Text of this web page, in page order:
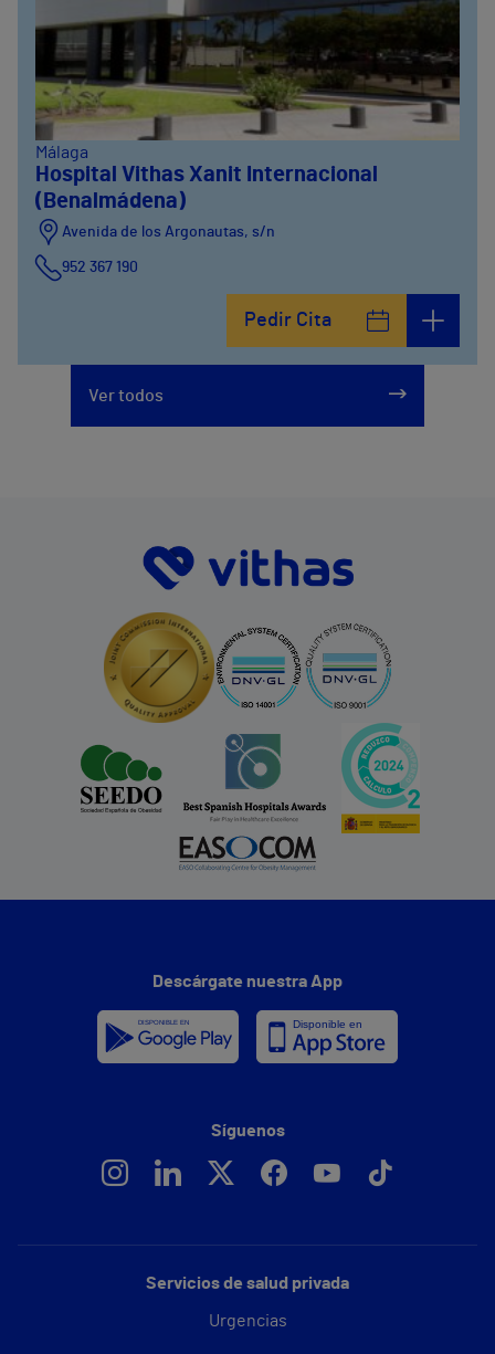
Málaga
Hospital Vithas Xanit Internacional
(Benalmádena)
Avenida de los Argonautas, s/n
952 367 190
Pedir Cita
Ver todos
Servicios de salud privada
Urgencias
Descárgate nuestra App
Síguenos